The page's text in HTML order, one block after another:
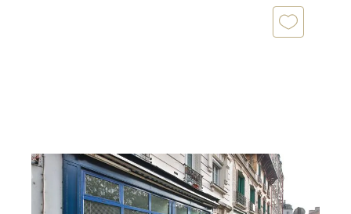
PARIS 75013
57,66 m2, 4 pièces
Ref : 6430